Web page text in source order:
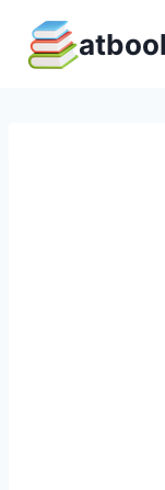
содержимому